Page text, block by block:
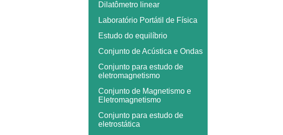
Dilatômetro linear
Laboratório Portátil de Física
Estudo do equilíbrio
Conjunto de Acústica e Ondas
Conjunto para estudo de
eletromagnetismo
Conjunto de Magnetismo e
Eletromagnetismo
Conjunto para estudo de
eletrostática